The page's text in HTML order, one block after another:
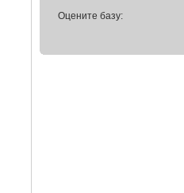
Оцените базу: